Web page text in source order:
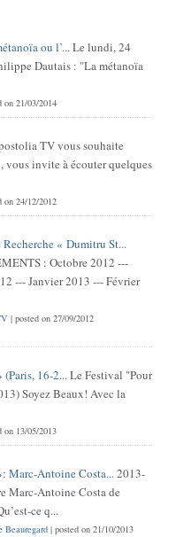
ou l’...Le lundi, 24
Dautais : "La métanoïa
on 21/03/2014
TV vous souhaite
vous invite à écouter quelques
on 24/12/2012
« Dumitru St...
--- Janvier 2013 --- Février
| posted on 27/09/2012
16-2...Le Festival "Pour
Beaux! Avec la
on 13/05/2013
Marc-Antoine Costa...2013-
Marc-Antoine Costa de
ce q...
Beauregard| posted on 21/10/2013